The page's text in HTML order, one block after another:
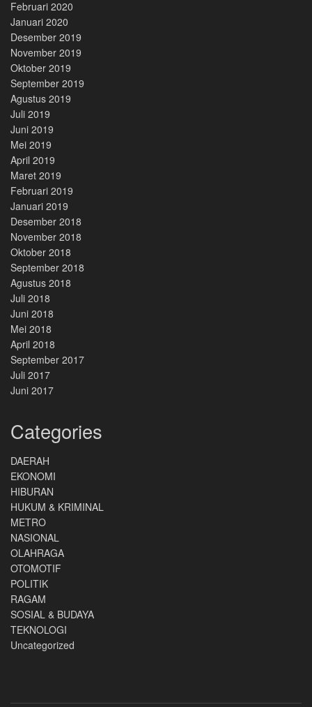
Februari 2020
Januari 2020
Desember 2019
November 2019
Oktober 2019
September 2019
Agustus 2019
Juli 2019
Juni 2019
Mei 2019
April 2019
Maret 2019
Februari 2019
Januari 2019
Desember 2018
November 2018
Oktober 2018
September 2018
Agustus 2018
Juli 2018
Juni 2018
Mei 2018
April 2018
September 2017
Juli 2017
Juni 2017
Categories
DAERAH
EKONOMI
HIBURAN
HUKUM & KRIMINAL
METRO
NASIONAL
OLAHRAGA
OTOMOTIF
POLITIK
RAGAM
SOSIAL & BUDAYA
TEKNOLOGI
Uncategorized